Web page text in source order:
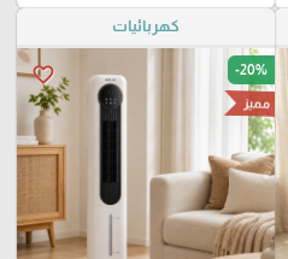
كهربائيات
favorite_border -20%
مميز